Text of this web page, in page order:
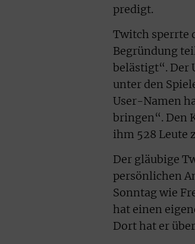
predigt.
Twitch sperrte
Begründung
belästigt“. Der
unter den
User-Namen
bringen“. Den
ihm 528 Leute
Der gläubige
persönlichen
Sonntag wie
hat einen
Dort hat er